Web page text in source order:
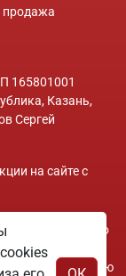
продажа
165801001
Казань,
Сергей
на сайте с
исключительно
при каких
дополнительную